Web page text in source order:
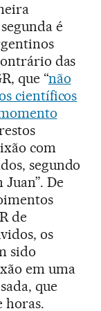
é
das
que “não
científicos
com
segundo
Juan”. De
de
os
sido
em uma
que
horas.